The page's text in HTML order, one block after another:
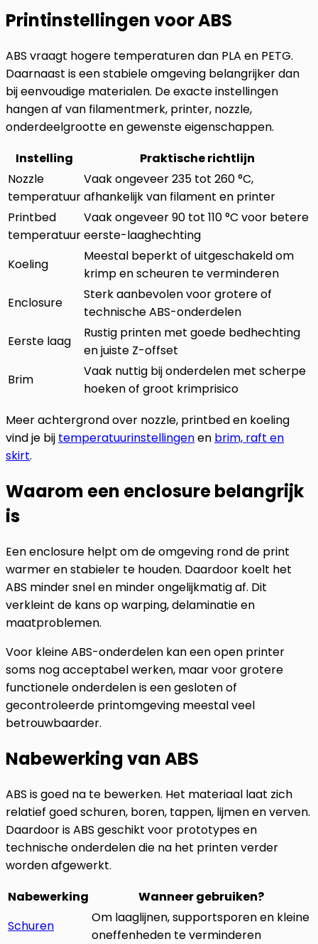
Printinstellingen voor ABS
ABS vraagt hogere temperaturen dan PLA en PETG.
Daarnaast is een stabiele omgeving belangrijker dan
bij eenvoudige materialen. De exacte instellingen
hangen af van filamentmerk, printer, nozzle,
onderdeelgrootte en gewenste eigenschappen.
Instelling
Praktische richtlijn
Nozzle
temperatuur
Vaak ongeveer 235 tot 260 °C,
afhankelijk van filament en printer
Printbed
temperatuur
Vaak ongeveer 90 tot 110 °C voor betere
eerste-laaghechting
Koeling
Meestal beperkt of uitgeschakeld om
krimp en scheuren te verminderen
Enclosure
Sterk aanbevolen voor grotere of
technische ABS-onderdelen
Eerste laag
Rustig printen met goede bedhechting
en juiste Z-offset
Brim
Vaak nuttig bij onderdelen met scherpe
hoeken of groot krimprisico
Meer achtergrond over nozzle, printbed en koeling
vind je bij temperatuurinstellingenen brim, raft en
skirt.
Waarom een enclosure belangrijk
is
Een enclosure helpt om de omgeving rond de print
warmer en stabieler te houden. Daardoor koelt het
ABS minder snel en minder ongelijkmatig af. Dit
verkleint de kans op warping, delaminatie en
maatproblemen.
Voor kleine ABS-onderdelen kan een open printer
soms nog acceptabel werken, maar voor grotere
functionele onderdelen is een gesloten of
gecontroleerde printomgeving meestal veel
betrouwbaarder.
Nabewerking van ABS
ABS is goed na te bewerken. Het materiaal laat zich
relatief goed schuren, boren, tappen, lijmen en verven.
Daardoor is ABS geschikt voor prototypes en
technische onderdelen die na het printen verder
worden afgewerkt.
Nabewerking
Wanneer gebruiken?
Schuren
Om laaglijnen, supportsporen en kleine
oneffenheden te verminderen